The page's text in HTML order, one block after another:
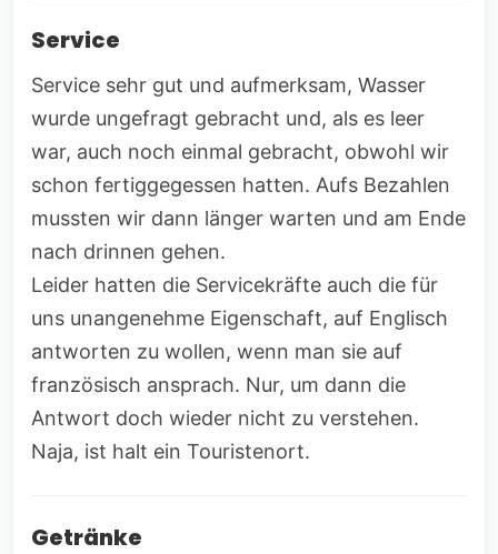
Service
Service sehr gut und aufmerksam, Wasser
wurde ungefragt gebracht und, als es leer
war, auch noch einmal gebracht, obwohl wir
schon fertiggegessen hatten. Aufs Bezahlen
mussten wir dann länger warten und am Ende
nach drinnen gehen.
Leider hatten die Servicekräfte auch die für
uns unangenehme Eigenschaft, auf Englisch
antworten zu wollen, wenn man sie auf
französisch ansprach. Nur, um dann die
Antwort doch wieder nicht zu verstehen.
Naja, ist halt ein Touristenort.
Getränke